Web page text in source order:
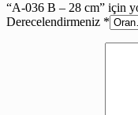
“A-036 B – 28 cm” için
Derecelendirmeniz *